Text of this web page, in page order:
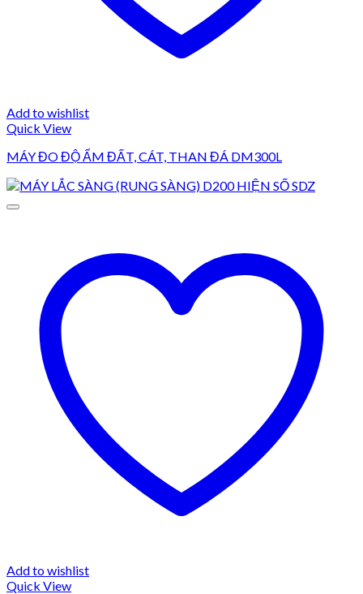
Add to wishlist
Quick View
MÁY ĐO ĐỘ ẨM ĐẤT, CÁT, THAN ĐÁ DM300L
Add to wishlist
Quick View